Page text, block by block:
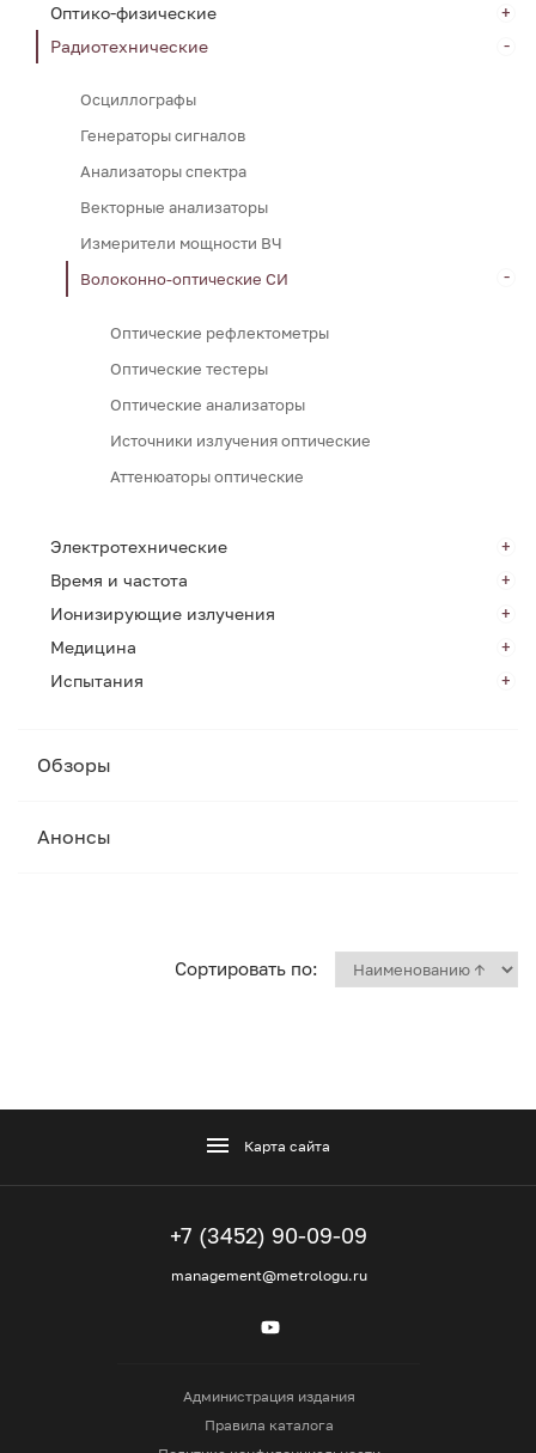
Оптико-физические
Радиотехнические
Осциллографы
Генераторы сигналов
Анализаторы спектра
Векторные анализаторы
Измерители мощности ВЧ
Волоконно-оптические СИ
Оптические рефлектометры
Оптические тестеры
Оптические анализаторы
Источники излучения оптические
Аттенюаторы оптические
Электротехнические
Время и частота
Ионизирующие излучения
Медицина
Испытания
Обзоры
Анонсы
Сортировать по:
Карта сайта
+7 (3452) 90-09-09
management@metrologu.ru
Администрация издания
Правила каталога